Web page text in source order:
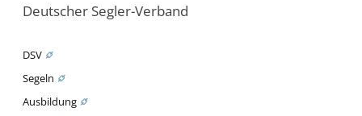
Deutscher Segler-Verband
DSV
Segeln
Ausbildung